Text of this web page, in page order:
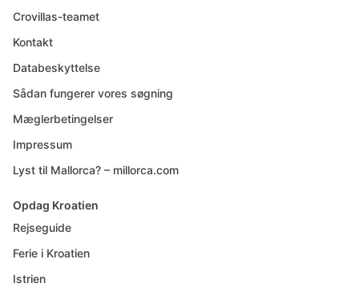
Crovillas-teamet
Kontakt
Databeskyttelse
Sådan fungerer vores søgning
Mæglerbetingelser
Impressum
Lyst til Mallorca? – millorca.com
Opdag Kroatien
Rejseguide
Ferie i Kroatien
Istrien